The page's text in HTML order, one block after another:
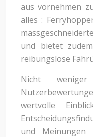
aus vornehmen
alles :
und bietet
reibungslose
Nicht
wertvolle
und Meinungen